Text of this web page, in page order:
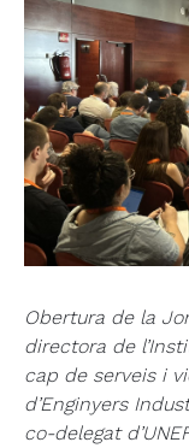
Obertura de la
directora de
cap de serveis i
d’Enginyers
co-delegat